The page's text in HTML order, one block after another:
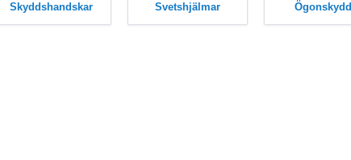
Skyddshandskar Svetshjälmar Ögonskydd